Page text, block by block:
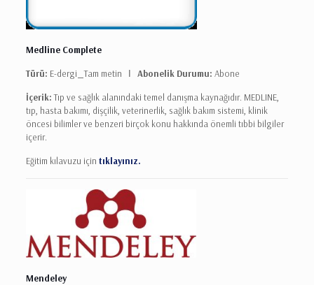
Medline Complete
Türü: E-dergi _Tam metin Ι Abonelik Durumu: Abone
İçerik:Tıp ve sağlık alanındaki temel danışma kaynağıdır. MEDLINE,
tıp, hasta bakımı, dişçilik, veterinerlik, sağlık bakım sistemi, klinik
öncesi bilimler ve benzeri birçok konu hakkında önemli tıbbi bilgiler
içerir.
Eğitim kılavuzu için tıklayınız.
Mendeley